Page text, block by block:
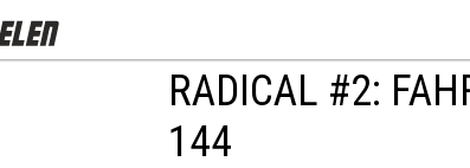
RADICAL #2:
144